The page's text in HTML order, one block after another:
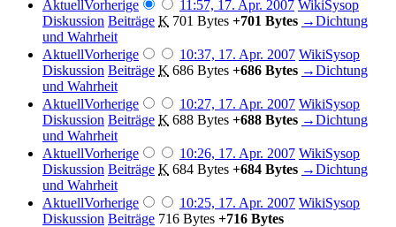
AktuellVorherige 11:57, 17. Apr. 2007 WikiSysop
Diskussion Beiträge K 701 Bytes +701 Bytes →‎Dichtung
und Wahrheit
AktuellVorherige 10:37, 17. Apr. 2007 WikiSysop
Diskussion Beiträge K 686 Bytes +686 Bytes →‎Dichtung
und Wahrheit
AktuellVorherige 10:27, 17. Apr. 2007 WikiSysop
Diskussion Beiträge K 688 Bytes +688 Bytes →‎Dichtung
und Wahrheit
AktuellVorherige 10:26, 17. Apr. 2007 WikiSysop
Diskussion Beiträge K 684 Bytes +684 Bytes →‎Dichtung
und Wahrheit
AktuellVorherige 10:25, 17. Apr. 2007 WikiSysop
Diskussion Beiträge 716 Bytes +716 Bytes